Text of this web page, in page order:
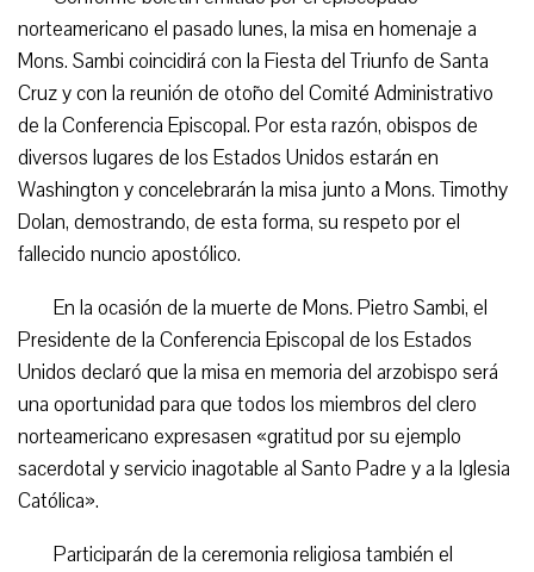
norteamericano el pasado lunes, la misa en homenaje a
Mons. Sambi coincidirá con la Fiesta del Triunfo de Santa
Cruz y con la reunión de otoño del Comité Administrativo
de la Conferencia Episcopal. Por esta razón, obispos de
diversos lugares de los Estados Unidos estarán en
Washington y concelebrarán la misa junto a Mons. Timothy
Dolan, demostrando, de esta forma, su respeto por el
fallecido nuncio apostólico.
En la ocasión de la muerte de Mons. Pietro Sambi, el
Presidente de la Conferencia Episcopal de los Estados
Unidos declaró que la misa en memoria del arzobispo será
una oportunidad para que todos los miembros del clero
norteamericano expresasen «gratitud por su ejemplo
sacerdotal y servicio inagotable al Santo Padre y a la Iglesia
Católica».
Participarán de la ceremonia religiosa también el